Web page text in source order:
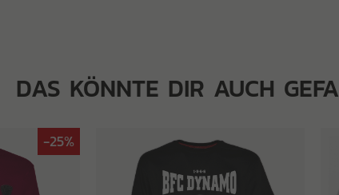
DAS KÖNNTE DIR AUCH
-25%